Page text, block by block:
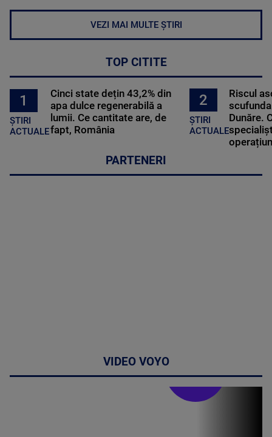
VEZI MAI MULTE ȘTIRI
TOP CITITE
1
ȘTIRI
ACTUALE
Cinci state dețin 43,2% din
apa dulce regenerabilă a
lumii. Ce cantitate are, de
fapt, România
2
ȘTIRI
ACTUALE
Riscul
Dunăre.
PARTENERI
VIDEO VOYO